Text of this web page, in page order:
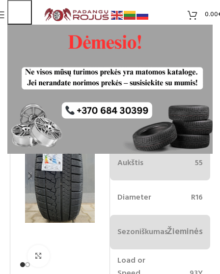
0.00
SAILUN ICE BLAZER ARCTIC 225/55
Spustelėkite norėdami padidinti
70.00€ Liko 12
Plotis 225
Aukštis 55
Diameter R16
SezoniškumasŽieminės
Load or